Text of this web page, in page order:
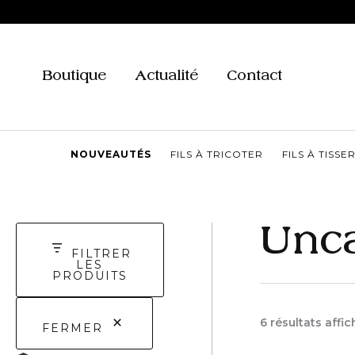
au
Boutique Actualité Contact
NOUVEAUTÉS FILS À TRICOTER FILS À TISSER
FILTRER
LES
PRODUITS
FERMER 6 résultats